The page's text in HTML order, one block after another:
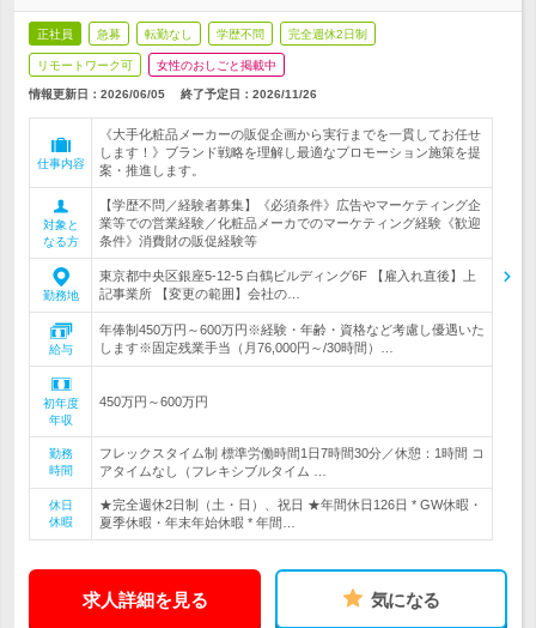
正社員 急募 転勤なし 学歴不問 完全週休2日制
リモートワーク可 女性のおしごと掲載中
情報更新日：2026/06/05 終了予定日： 2026/11/26
仕事内容
《大手化粧品メーカーの販促企画から実行までを一貫してお任せ
します！》ブランド戦略を理解し最適なプロモーション施策を提
案・推進します。
対象と
なる方
【学歴不問／経験者募集】《必須条件》広告やマーケティング企
業等での営業経験／化粧品メーカでのマーケティング経験《歓迎
条件》消費財の販促経験等
勤務地
東京都中央区銀座5-12-5 白鶴ビルディング6F 【雇入れ直後】上
記事業所 【変更の範囲】会社の…
給与
年俸制450万円～600万円※経験・年齢・資格など考慮し優遇いた
します※固定残業手当（月76,000円～/30時間）…
初年度
年収
450万円～600万円
勤務
時間
フレックスタイム制 標準労働時間1日7時間30分／休憩：1時間 コ
アタイムなし（フレキシブルタイム …
休日
休暇
★完全週休2日制（土・日）、祝日 ★年間休日126日 * GW休暇・
夏季休暇・年末年始休暇 * 年間…
求人詳細を見る 気になる